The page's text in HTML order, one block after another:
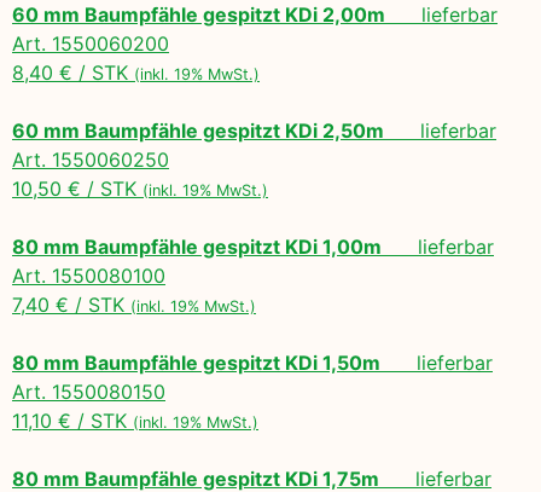
60 mm Baumpfähle gespitzt KDi 2,00m lieferbar
Art. 1550060200
8,40 € / STK (inkl. 19% MwSt.)
60 mm Baumpfähle gespitzt KDi 2,50m lieferbar
Art. 1550060250
10,50 € / STK (inkl. 19% MwSt.)
80 mm Baumpfähle gespitzt KDi 1,00m lieferbar
Art. 1550080100
7,40 € / STK (inkl. 19% MwSt.)
80 mm Baumpfähle gespitzt KDi 1,50m lieferbar
Art. 1550080150
11,10 € / STK (inkl. 19% MwSt.)
80 mm Baumpfähle gespitzt KDi 1,75m lieferbar